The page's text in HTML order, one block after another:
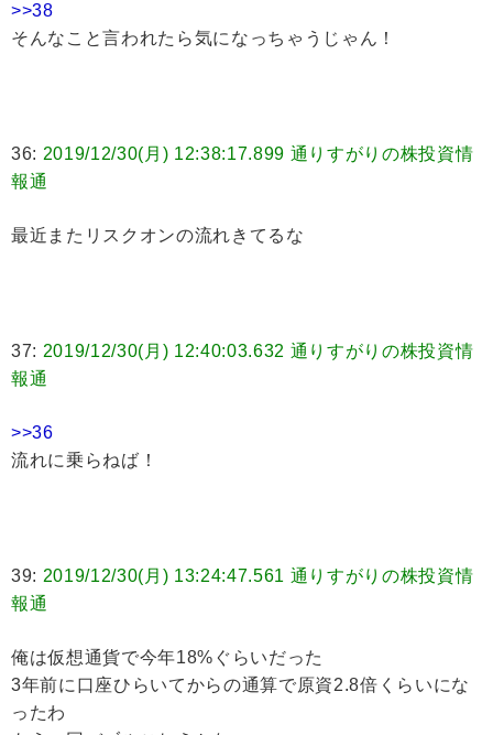
>>38
そんなこと言われたら気になっちゃうじゃん！
36: 2019/12/30(月) 12:38:17.899 通りすがりの株投資情
報通
最近またリスクオンの流れきてるな
37: 2019/12/30(月) 12:40:03.632 通りすがりの株投資情
報通
>>36
流れに乗らねば！
39: 2019/12/30(月) 13:24:47.561 通りすがりの株投資情
報通
俺は仮想通貨で今年18%ぐらいだった
3年前に口座ひらいてからの通算で原資2.8倍くらいにな
ったわ